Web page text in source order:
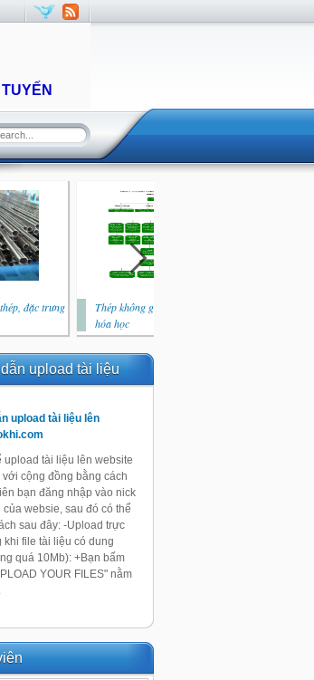
đặc trưng
Thép không gỉ: Vai trò của các nguyên tố
hóa học
upload tài liệu
upload tài liệu lên
upload tài liệu lên website
với cộng đồng bằng cách
bạn đăng nhập vào nick
của websie, sau đó có thể
sau đây: -Upload trực
khi file tài liệu có dung
quá 10Mb): +Bạn bấm
YOUR FILES" nằm